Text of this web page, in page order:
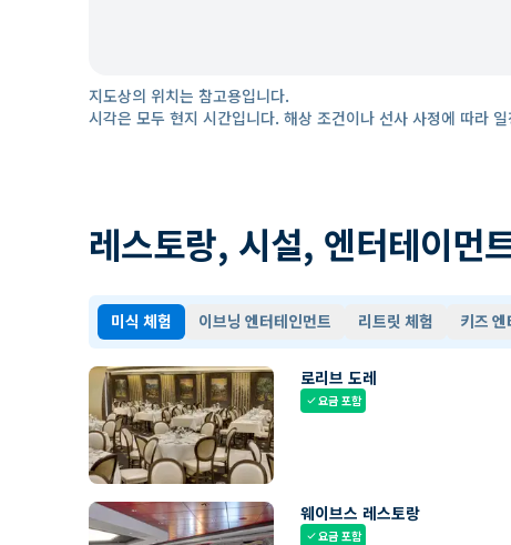
지도상의 위치는 참고용입니다.
시각은 모두 현지 시간입니다. 해상 조건이나 선사 사정에 따라
레스토랑, 시설, 엔터테이먼
미식 체험 이브닝 엔터테인먼트 리트릿 체험 키즈
로리브 도레
check요금 포함
웨이브스 레스토랑
check요금 포함